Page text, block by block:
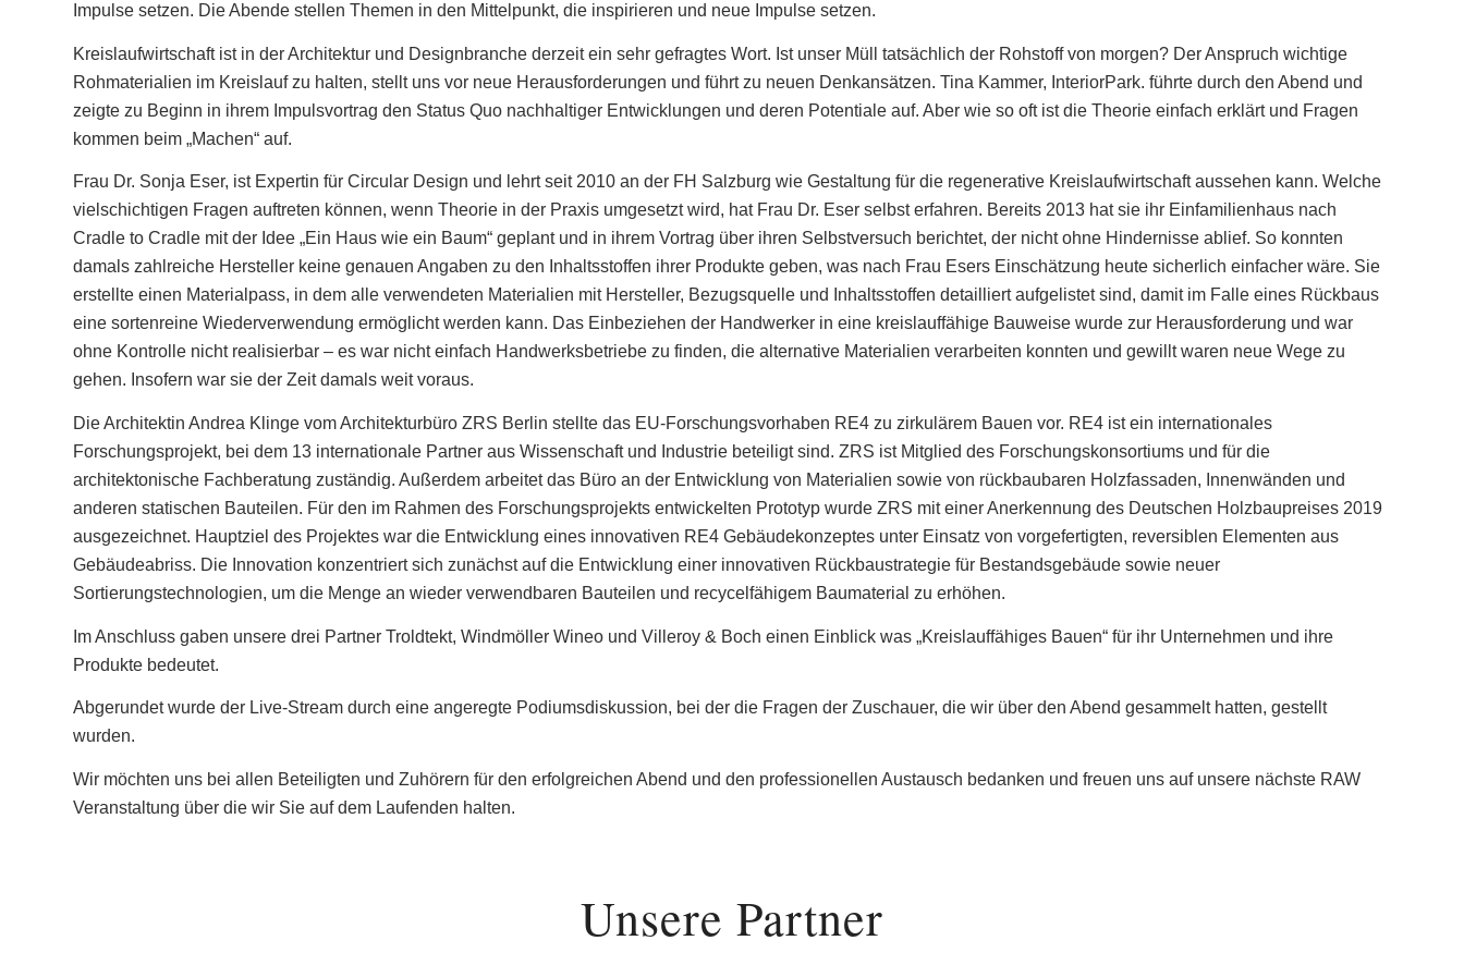
Impulse setzen. Die Abende stellen Themen in den Mittelpunkt, die inspirieren und neue Impulse setzen.
Kreislaufwirtschaft ist in der Architektur und Designbranche derzeit ein sehr gefragtes Wort. Ist unser Müll tatsächlich der Rohstoff von morgen? Der Anspruch wichtige
Rohmaterialien im Kreislauf zu halten, stellt uns vor neue Herausforderungen und führt zu neuen Denkansätzen. Tina Kammer, InteriorPark. führte durch den Abend und
zeigte zu Beginn in ihrem Impulsvortrag den Status Quo nachhaltiger Entwicklungen und deren Potentiale auf. Aber wie so oft ist die Theorie einfach erklärt und Fragen
kommen beim „Machen“ auf.
Frau Dr. Sonja Eser, ist Expertin für Circular Design und lehrt seit 2010 an der FH Salzburg wie Gestaltung für die regenerative Kreislaufwirtschaft aussehen kann. Welche
vielschichtigen Fragen auftreten können, wenn Theorie in der Praxis umgesetzt wird, hat Frau Dr. Eser selbst erfahren. Bereits 2013 hat sie ihr Einfamilienhaus nach
Cradle to Cradle mit der Idee „Ein Haus wie ein Baum“ geplant und in ihrem Vortrag über ihren Selbstversuch berichtet, der nicht ohne Hindernisse ablief. So konnten
damals zahlreiche Hersteller keine genauen Angaben zu den Inhaltsstoffen ihrer Produkte geben, was nach Frau Esers Einschätzung heute sicherlich einfacher wäre. Sie
erstellte einen Materialpass, in dem alle verwendeten Materialien mit Hersteller, Bezugsquelle und Inhaltsstoffen detailliert aufgelistet sind, damit im Falle eines Rückbaus
eine sortenreine Wiederverwendung ermöglicht werden kann. Das Einbeziehen der Handwerker in eine kreislauffähige Bauweise wurde zur Herausforderung und war
ohne Kontrolle nicht realisierbar – es war nicht einfach Handwerksbetriebe zu finden, die alternative Materialien verarbeiten konnten und gewillt waren neue Wege zu
gehen. Insofern war sie der Zeit damals weit voraus.
Die Architektin Andrea Klinge vom Architekturbüro ZRS Berlin stellte das EU-Forschungsvorhaben RE4 zu zirkulärem Bauen vor. RE4 ist ein internationales
Forschungsprojekt, bei dem 13 internationale Partner aus Wissenschaft und Industrie beteiligt sind. ZRS ist Mitglied des Forschungskonsortiums und für die
architektonische Fachberatung zuständig. Außerdem arbeitet das Büro an der Entwicklung von Materialien sowie von rückbaubaren Holzfassaden, Innenwänden und
anderen statischen Bauteilen. Für den im Rahmen des Forschungsprojekts entwickelten Prototyp wurde ZRS mit einer Anerkennung des Deutschen Holzbaupreises 2019
ausgezeichnet. Hauptziel des Projektes war die Entwicklung eines innovativen RE4 Gebäudekonzeptes unter Einsatz von vorgefertigten, reversiblen Elementen aus
Gebäudeabriss. Die Innovation konzentriert sich zunächst auf die Entwicklung einer innovativen Rückbaustrategie für Bestandsgebäude sowie neuer
Sortierungstechnologien, um die Menge an wieder verwendbaren Bauteilen und recycelfähigem Baumaterial zu erhöhen.
Im Anschluss gaben unsere drei Partner Troldtekt, Windmöller Wineo und Villeroy & Boch einen Einblick was „Kreislauffähiges Bauen“ für ihr Unternehmen und ihre
Produkte bedeutet.
Abgerundet wurde der Live-Stream durch eine angeregte Podiumsdiskussion, bei der die Fragen der Zuschauer, die wir über den Abend gesammelt hatten, gestellt
wurden.
Wir möchten uns bei allen Beteiligten und Zuhörern für den erfolgreichen Abend und den professionellen Austausch bedanken und freuen uns auf unsere nächste RAW
Veranstaltung über die wir Sie auf dem Laufenden halten.
Unsere Partner